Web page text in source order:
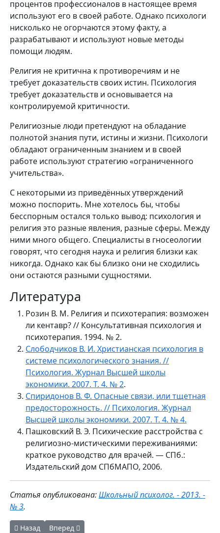
процентов профессионалов в настоящее время
используют его в своей работе. Однако психологи
нисколько не огорчаются этому факту, а
разрабатывают и используют новые методы
помощи людям.
Религия не критична к противоречиям и не
требует доказательств своих истин. Психология
требует доказательств и основывается на
контролируемой критичности.
Религиозные люди претендуют на обладание
полнотой знания пути, истины и жизни. Психологи
обладают ограниченным знанием и в своей
работе используют стратегию «ограниченного
учительства».
С некоторыми из приведённых утверждений
можно поспорить. Мне хотелось бы, чтобы
бесспорным остался только вывод: психология и
религия это разные явления, разные сферы. Между
ними много общего. Специалисты в гносеологии
говорят, что сегодня наука и религия близки как
никогда. Однако как бы близко они не сходились
они остаются разными сущностями.
Литература
Розин В. М. Религия и психотерапия: возможен
ли кентавр? // Консультативная психология и
психотерапия. 1994. № 2.
Слободчиков В. И. Христианская психология в
системе психологического знания. //
Психология. Журнал Высшей школы
экономики. 2007. Т. 4. № 2.
Спиридонов В. Ф. Опасные связи, или тщетная
предосторожность. // Психология. Журнал
Высшей школы экономики. 2007. Т. 4. № 4.
Пашковский В. Э. Психические расстройства с
религиозно-мистическими переживаниями:
краткое руководство для врачей. — СПб.:
Издательский дом СПбМАПО, 2006.
Статья опубликована:Школьный психолог. - 2013. -
№ 3.
Предыдущий: 12 принципов долголетия Фёдора Углова
Назад Следующий: Семь дельфийских мудрецов
Вперед